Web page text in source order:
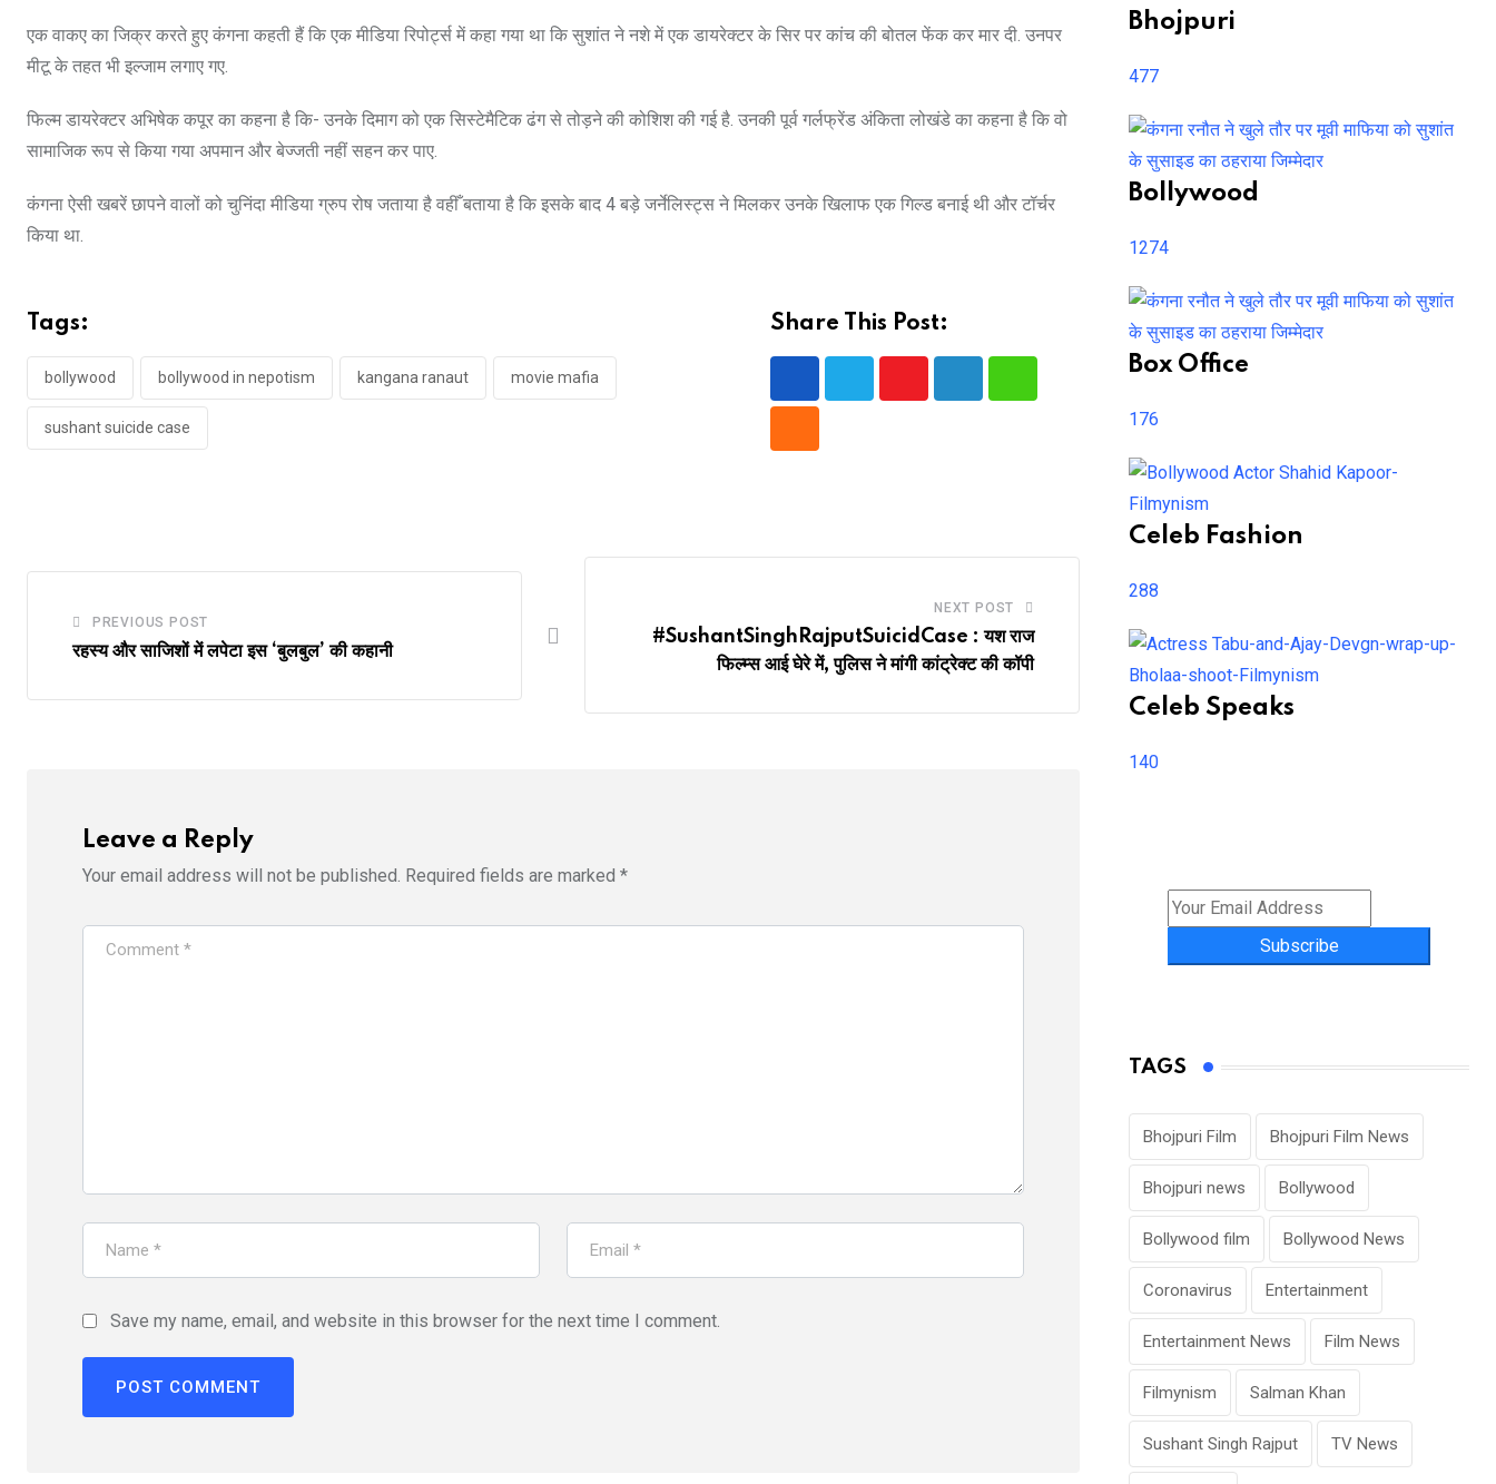
एक वाकए का जिक्र करते हुए कंगना कहती हैं कि एक मीडिया रिपोर्ट्स में कहा गया था कि सुशांत ने नशे में एक डायरेक्टर के सिर पर कांच की बोतल फेंक कर मार दी. उनपर
मीटू के तहत भी इल्जाम लगाए गए.
फिल्म डायरेक्टर अभिषेक कपूर का कहना है कि- उनके दि‍माग को एक सिस्टेमैटिक ढंग से तोड़ने की कोशिश की गई है. उनकी पूर्व गर्लफ्रेंड अंकिता लोखंडे का कहना है कि वो
सामाजिक रूप से किया गया अपमान और बेज्जती नहीं सहन कर पाए.
कंगना ऐसी खबरें छापने वालों को चुनिंदा मीडिया ग्रुप रोष जताया है वहीँ बताया है कि इसके बाद 4 बड़े जर्नेलिस्ट्स ने मिलकर उनके खिलाफ एक गिल्ड बनाई थी और टॉर्चर
किया था.
Tags:
bollywood bollywood in nepotism kangana ranaut movie mafia
sushant suicide case
Share This Post:
Youtube LinkedIn Whatsapp
Cloud
PREVIOUS POST
रहस्य और साजिशों में लपेटा इस ‘बुलबुल’ की कहानी
NEXT POST
#SushantSinghRajputSuicidCase : यश राज
फिल्म्स आई घेरे में, पुलिस ने मांगी कांट्रेक्ट की कॉपी
Leave a Reply
Your email address will not be published. Required fields are marked *
Save my name, email, and website in this browser for the next time I comment.
Bhojpuri
477
Bollywood
1274
Box Office
176
Celeb Fashion
288
Celeb Speaks
140
Subscribe
TAGS
Bhojpuri Film Bhojpuri Film News
Bhojpuri news Bollywood
Bollywood film Bollywood News
Coronavirus Entertainment
Entertainment News Film News
Filmynism Salman Khan
Sushant Singh Rajput TV News